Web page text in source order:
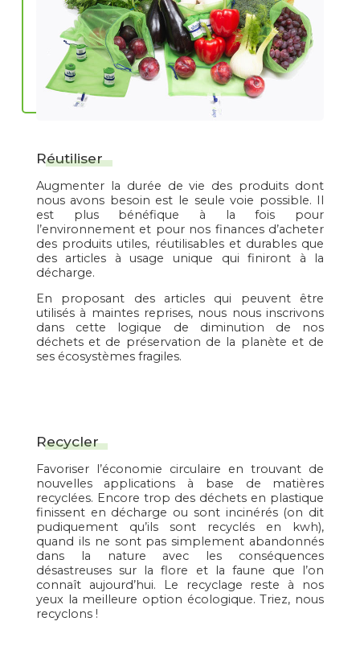
Réutiliser
Augmenter la durée de vie des produits dont
nous avons besoin est le seule voie possible. Il
est plus bénéfique à la fois pour
l’environnement et pour nos finances d’acheter
des produits utiles, réutilisables et durables que
des articles à usage unique qui finiront à la
décharge.
En proposant des articles qui peuvent être
utilisés à maintes reprises, nous nous inscrivons
dans cette logique de diminution de nos
déchets et de préservation de la planète et de
ses écosystèmes fragiles.
Recycler
Favoriser l’économie circulaire en trouvant de
nouvelles applications à base de matières
recyclées. Encore trop des déchets en plastique
finissent en décharge ou sont incinérés (on dit
pudiquement qu’ils sont recyclés en kwh),
quand ils ne sont pas simplement abandonnés
dans la nature avec les conséquences
désastreuses sur la flore et la faune que l’on
connaît aujourd’hui. Le recyclage reste à nos
yeux la meilleure option écologique. Triez, nous
recyclons !